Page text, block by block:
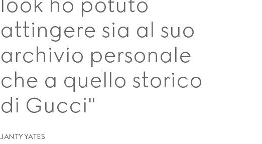
attingere sia al suo
archivio personale
che a quello storico
di Gucci"
JANTY YATES